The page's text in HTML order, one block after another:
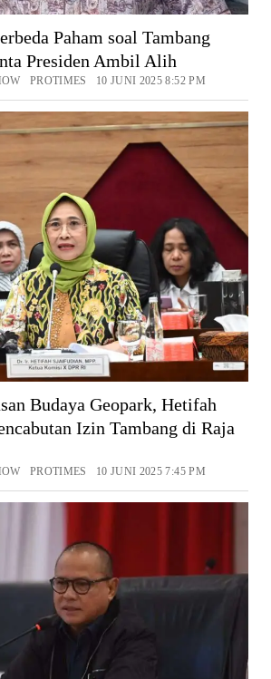
Paham soal Tambang
Presiden Ambil Alih
PROTIMES 10 JUNI 2025 8:52 PM
Budaya Geopark, Hetifah
Izin Tambang di Raja
PROTIMES 10 JUNI 2025 7:45 PM